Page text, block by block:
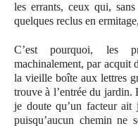
les errants, ceux qui,
quelques reclus en
C’est pourquoi, les
machinalement, par acquit
la vieille boîte aux lettres
trouve à l’entrée du jardin.
je doute qu’un facteur ait
puisqu’aucun chemin ne